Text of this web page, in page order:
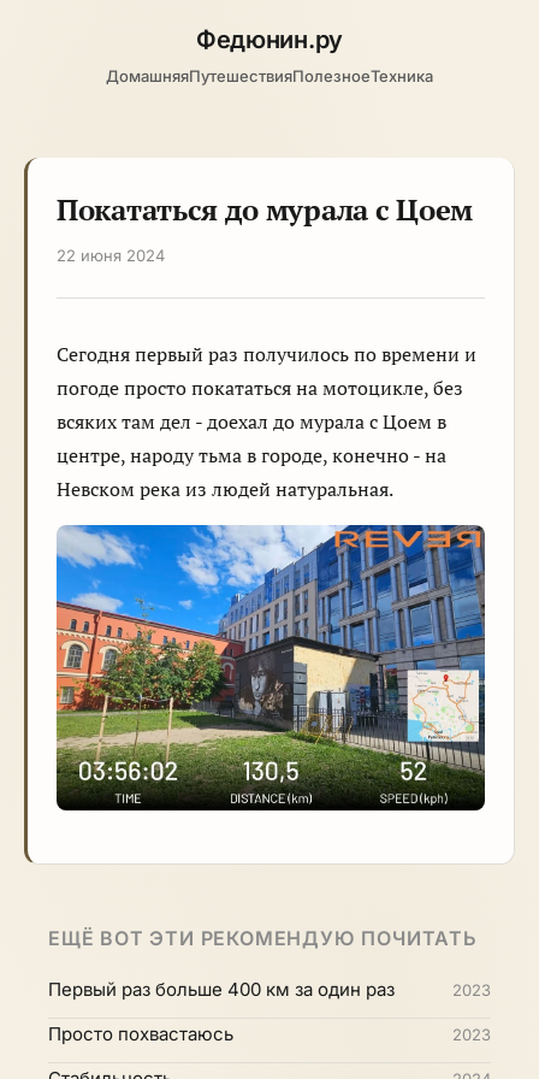
Федюнин.ру
ДомашняяПутешествияПолезноеТехника
Покататься до мурала с Цоем
22 июня 2024
Сегодня первый раз получилось по времени и
погоде просто покататься на мотоцикле, без
всяких там дел - доехал до мурала с Цоем в
центре, народу тьма в городе, конечно - на
Невском река из людей натуральная.
ЕЩЁ ВОТ ЭТИ РЕКОМЕНДУЮ ПОЧИТАТЬ
Первый раз больше 400 км за один раз 2023
Просто похвастаюсь 2023